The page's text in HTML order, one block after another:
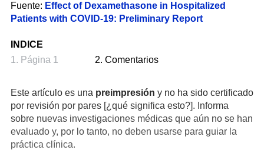
Fuente: Effect of Dexamethasone in Hospitalized
Patients with COVID-19: Preliminary Report
INDICE
1. Página 1
2. Comentarios
Este artículo es una preimpresión y no ha sido certificado
por revisión por pares [¿qué significa esto?]. Informa
sobre nuevas investigaciones médicas que aún no se han
evaluado y, por lo tanto, no deben usarse para guiar la
práctica clínica.